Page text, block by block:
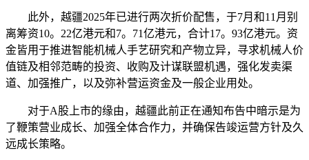
此外，越疆2025年已进行两次折价配售，于7月和11月别
离筹资10。22亿港元和7。71亿港元，合计17。93亿港元。资
金皆用于推进智能机械人手艺研究和产物立异，寻求机械人价
值链及相邻范畴的投资、收购及计谋联盟机遇，强化发卖渠
道、加强推广，以及弥补营运资金及一般企业用处。
对于A股上市的缘由，越疆此前正在通知布告中暗示是为
了鞭策营业成长、加强全体合作力，并确保告竣运营方针及久
远成长策略。